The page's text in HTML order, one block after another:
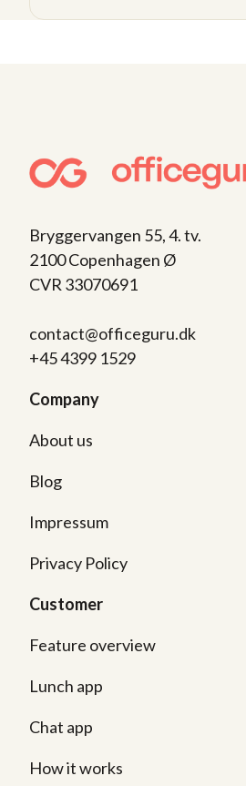
Bryggervangen 55, 4. tv.
2100 Copenhagen Ø
CVR 33070691
contact@officeguru.dk
+45 4399 1529
Company
About us
Blog
Impressum
Privacy Policy
Customer
Feature overview
Lunch app
Chat app
How it works